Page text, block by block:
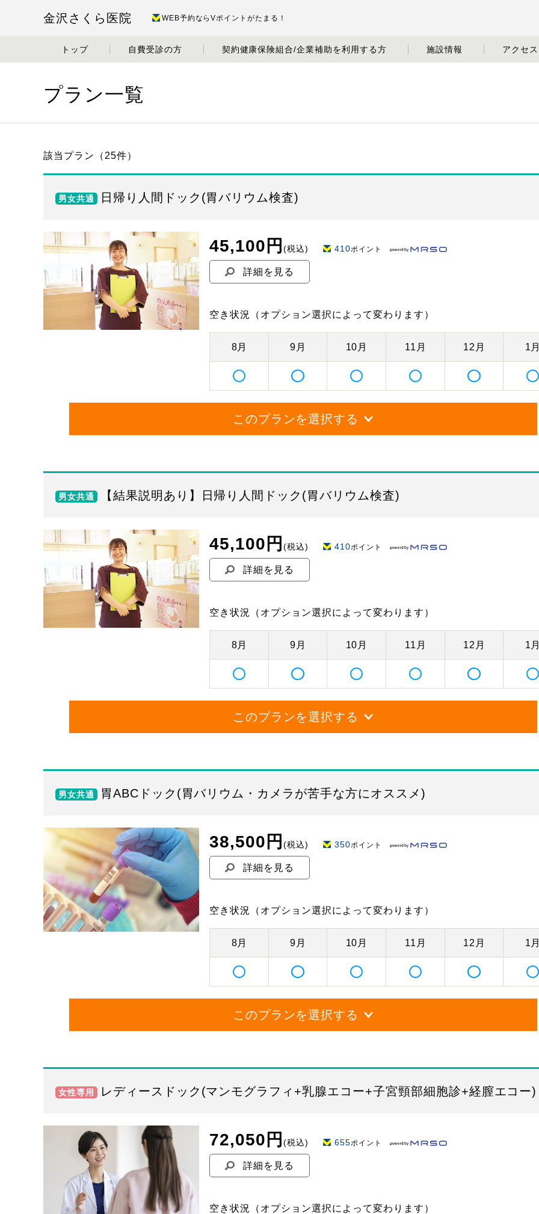
金沢さくら医院 WEB予約ならVポイントがたまる！
トップ 自費受診の方 契約健康保険組合/企業補助を利用する方 施設情報 アクセ
プラン一覧
該当プラン（ 25件）
男女共通 日帰り人間ドック(胃バリウム検査)
45,100円(税込) 410ポイント
詳細を見る
空き状況 （オプション選択によって変わります）
8月 9月 10月 11月 12月 1
このプランを選択する
男女共通 【結果説明あり】日帰り人間ドック(胃バリウム検査)
45,100円(税込) 410ポイント
詳細を見る
空き状況 （オプション選択によって変わります）
8月 9月 10月 11月 12月 1
このプランを選択する
男女共通 胃ABCドック(胃バリウム・カメラが苦手な方にオススメ)
38,500円(税込) 350ポイント
詳細を見る
空き状況 （オプション選択によって変わります）
8月 9月 10月 11月 12月 1
このプランを選択する
女性専用 レディースドック(マンモグラフィ+乳腺エコー+子宮頸部細胞診+経膣エコー)
72,050円(税込) 655ポイント
詳細を見る
空き状況 （オプション選択によって変わります）